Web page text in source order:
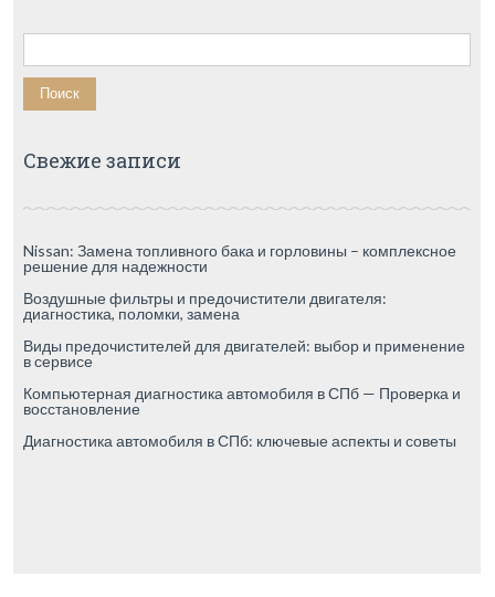
Найти:
Свежие записи
Nissan: Замена топливного бака и горловины – комплексное
решение для надежности
Воздушные фильтры и предочистители двигателя:
диагностика, поломки, замена
Виды предочистителей для двигателей: выбор и применение
в сервисе
Компьютерная диагностика автомобиля в СПб — Проверка и
восстановление
Диагностика автомобиля в СПб: ключевые аспекты и советы